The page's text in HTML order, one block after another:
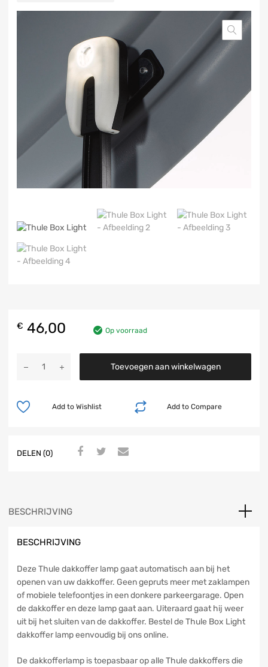
€ 46,00 Op voorraad
Toevoegen aan winkelwagen
Add to Compare
Add to Wishlist
DELEN (0)
BESCHRIJVING
BESCHRIJVING
Deze Thule dakkoffer lamp gaat automatisch aan bij het
openen van uw dakkoffer. Geen gepruts meer met zaklampen
of mobiele telefoontjes in een donkere parkeergarage. Open
de dakkoffer en deze lamp gaat aan. Uiteraard gaat hij weer
uit bij het sluiten van de dakkoffer. Bestel de Thule Box Light
dakkoffer lamp eenvoudig bij ons online.
De dakkofferlamp is toepasbaar op alle Thule dakkoffers die